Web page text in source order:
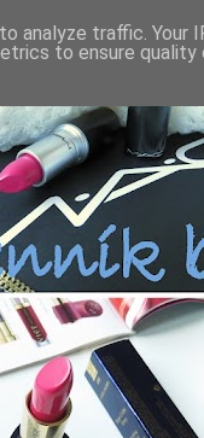
analyze traffic. Your
to ensure